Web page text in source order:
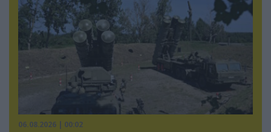
06.08.2026 | 00:02